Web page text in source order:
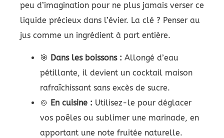
peu d’imagination pour ne plus jamais verser ce
liquide précieux dans l’évier. La clé ? Penser au
jus comme un ingrédient à part entière.
🎯 Dans les boissons : Allongé d’eau
pétillante, il devient un cocktail maison
rafraîchissant sans excès de sucre.
🍲 En cuisine : Utilisez-le pour déglacer
vos poêles ou sublimer une marinade, en
apportant une note fruitée naturelle.